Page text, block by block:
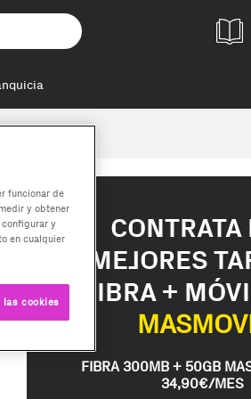
CONTRATA
MEJORES
FIBRA +
FIBRA 300MB + 50GB
34,90€/MES
funcionar de
y obtener
y
en cualquier
cookies